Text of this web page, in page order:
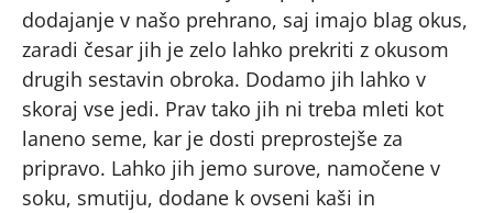
dodajanje v našo prehrano, saj imajo blag okus,
zaradi česar jih je zelo lahko prekriti z okusom
drugih sestavin obroka. Dodamo jih lahko v
skoraj vse jedi. Prav tako jih ni treba mleti kot
laneno seme, kar je dosti preprostejše za
pripravo. Lahko jih jemo surove, namočene v
soku, smutiju, dodane k ovseni kaši in